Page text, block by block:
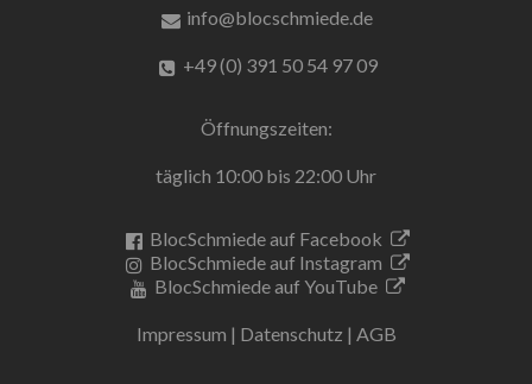
info@blocschmiede.de
+49 (0) 391 50 54 97 09
Öffnungszeiten:
täglich 10:00 bis 22:00 Uhr
BlocSchmiede auf Facebook
BlocSchmiede auf Instagram
BlocSchmiede auf YouTube
Impressum | Datenschutz | AGB